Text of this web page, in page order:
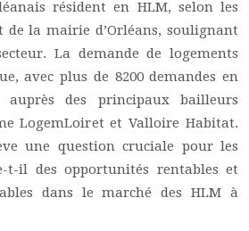
résident en HLM, selon les
de la mairie d’Orléans, soulignant
La demande de logements
avec plus de 8200 demandes en
auprès des principaux bailleurs
LogemLoiret et Valloire Habitat.
une question cruciale pour les
t-il des opportunités rentables et
dans le marché des HLM à